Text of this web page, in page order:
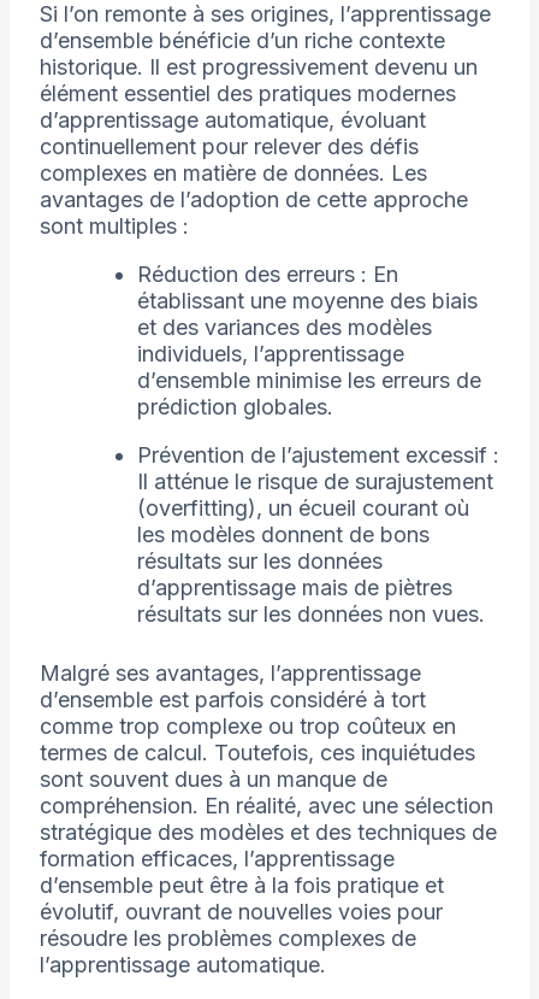
Si l’on remonte à ses origines, l’apprentissage
d’ensemble bénéficie d’un riche contexte
historique. Il est progressivement devenu un
élément essentiel des pratiques modernes
d’apprentissage automatique, évoluant
continuellement pour relever des défis
complexes en matière de données. Les
avantages de l’adoption de cette approche
sont multiples :
Réduction des erreurs : En
établissant une moyenne des biais
et des variances des modèles
individuels, l’apprentissage
d’ensemble minimise les erreurs de
prédiction globales.
Prévention de l’ajustement excessif :
Il atténue le risque de surajustement
(overfitting), un écueil courant où
les modèles donnent de bons
résultats sur les données
d’apprentissage mais de piètres
résultats sur les données non vues.
Malgré ses avantages, l’apprentissage
d’ensemble est parfois considéré à tort
comme trop complexe ou trop coûteux en
termes de calcul. Toutefois, ces inquiétudes
sont souvent dues à un manque de
compréhension. En réalité, avec une sélection
stratégique des modèles et des techniques de
formation efficaces, l’apprentissage
d’ensemble peut être à la fois pratique et
évolutif, ouvrant de nouvelles voies pour
résoudre les problèmes complexes de
l’apprentissage automatique.